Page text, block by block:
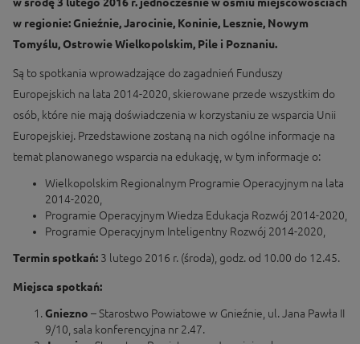
w regionie: Gnieźnie, Jarocinie, Koninie, Lesznie, Nowym
Tomyślu, Ostrowie Wielkopolskim, Pile i Poznaniu.
Są to spotkania wprowadzające do zagadnień Funduszy
Europejskich na lata 2014-2020, skierowane przede wszystkim do
osób, które nie mają doświadczenia w korzystaniu ze wsparcia Unii
Europejskiej. Przedstawione zostaną na nich ogólne informacje na
temat planowanego wsparcia na edukację, w tym informacje o:
Wielkopolskim Regionalnym Programie Operacyjnym na lata
2014-2020,
Programie Operacyjnym Wiedza Edukacja Rozwój 2014-2020,
Programie Operacyjnym Inteligentny Rozwój 2014-2020,
Termin spotkań: 3 lutego 2016 r. (środa), godz. od 10.00 do 12.45.
Miejsca spotkań:
Gniezno – Starostwo Powiatowe w Gnieźnie, ul. Jana Pawła II
9/10, sala konferencyjna nr 2.47.